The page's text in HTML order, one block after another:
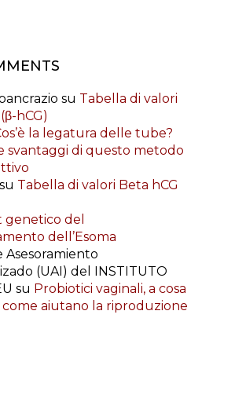
su Tabella di valori
hCG)
la legatura delle tube?
svantaggi di questo metodo
su Tabella di valori Beta hCG
genetico del
dell’Esoma
Asesoramiento
(UAI) del INSTITUTO
su Probiotici vaginali, a cosa
come aiutano la riproduzione